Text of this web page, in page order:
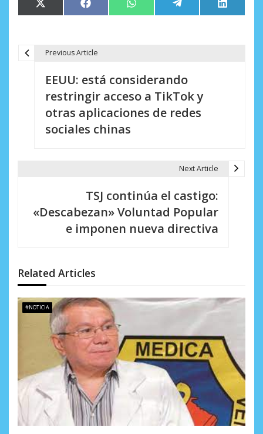
Compartir
en
X
(Twitter)
Compartir
en
Facebook Compartir
en
WhatsApp Compartir
en
Telegram
en
LinkedIn
d
e
e
r
a
d
Previous Article
EEUU: está considerando
restringir acceso a TikTok y
otras aplicaciones de redes
sociales chinas
Next Article
TSJ continúa el castigo:
«Descabezan» Voluntad Popular
e imponen nueva directiva
Related Articles
#NOTICIA